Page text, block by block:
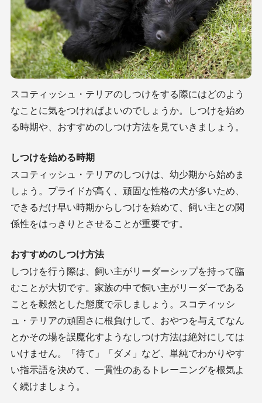
スコティッシュ・テリアのしつけをする際にはどのよう
なことに気をつければよいのでしょうか。しつけを始め
る時期や、おすすめのしつけ方法を見ていきましょう。
しつけを始める時期
スコティッシュ・テリアのしつけは、幼少期から始めま
しょう。プライドが高く、頑固な性格の犬が多いため、
できるだけ早い時期からしつけを始めて、飼い主との関
係性をはっきりとさせることが重要です。
おすすめのしつけ方法
しつけを行う際は、飼い主がリーダーシップを持って臨
むことが大切です。家族の中で飼い主がリーダーである
ことを毅然とした態度で示しましょう。スコティッシ
ュ・テリアの頑固さに根負けして、おやつを与えてなん
とかその場を誤魔化すようなしつけ方法は絶対にしては
いけません。「待て」「ダメ」など、単純でわかりやす
い指示語を決めて、一貫性のあるトレーニングを根気よ
く続けましょう。